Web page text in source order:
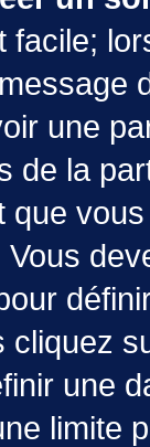
facile;
une
de la
que
cliquez
une
limite